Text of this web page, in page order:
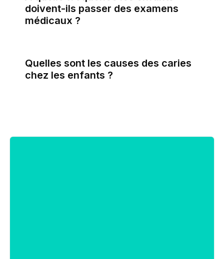
doivent-ils passer des examens
médicaux ?
Quelles sont les causes des caries
chez les enfants ?